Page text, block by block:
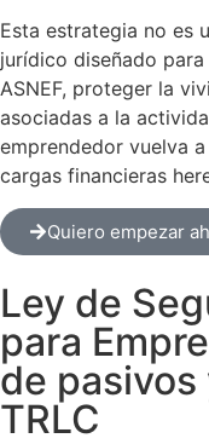
Esta estrategia no es
jurídico diseñado
ASNEF, proteger la
asociadas a la
emprendedor vuelva
cargas financieras
Quiero empezar
Ley de
para
de pasivos
TRLC